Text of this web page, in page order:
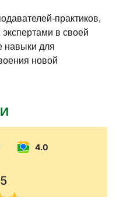
практиков,
в своей
навыки для
новой
4.0